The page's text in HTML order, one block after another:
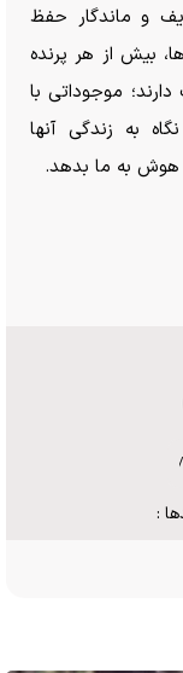
و ماندگار حفظ
بیش از هر پرنده
موجوداتی با
به زندگی آنها
هوش به ما بدهد.
: